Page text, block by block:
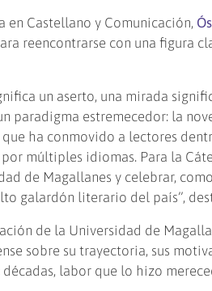
en Castellano y Comunicación,
reencontrarse con una figura
un aserto, una mirada
paradigma estremecedor: la
ha conmovido a lectores
múltiples idiomas. Para la
de Magallanes y celebrar,
galardón literario del país”,
de la Universidad de
sobre su trayectoria, sus
labor que lo hizo